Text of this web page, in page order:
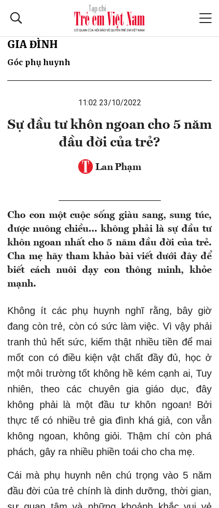
GIA ĐÌNH
Góc phụ huynh
11:02 23/10/2022
Sự đầu tư khôn ngoan cho 5 năm
đầu đời của trẻ?
Lan Phạm
Cho con một cuộc sống giàu sang, sung túc,
được nuông chiều... không phải là sự đầu tư
khôn ngoan nhất cho 5 năm đầu đời của trẻ.
Cha mẹ hãy tham khảo bài viết dưới đây để
biết cách nuôi dạy con thông minh, khỏe
mạnh.
Không ít các phụ huynh nghĩ rằng, bây giờ
đang còn trẻ, còn có sức làm việc. Vì vậy phải
tranh thủ hết sức, kiếm thật nhiều tiền để mai
mốt con có điều kiện vật chất đầy đủ, học ở
một môi trường tốt không hề kém cạnh ai, Tuy
nhiên, theo các chuyên gia giáo dục, đây
không phải là một đầu tư khôn ngoan! Bởi
thực tế có nhiều trẻ gia đình khá giả, con vẫn
không ngoan, không giỏi. Thậm chí còn phá
phách, gây ra nhiều phiền toái cho cha mẹ.
Cái mà phụ huynh nên chú trọng vào 5 năm
đầu đời của trẻ chính là dinh dưỡng, thời gian,